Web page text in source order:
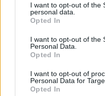
I want to opt-out of the
personal data.
Opted In
I want to opt-out of the
Personal Data.
Opted In
I want to opt-out of
Personal Data for
Opted In